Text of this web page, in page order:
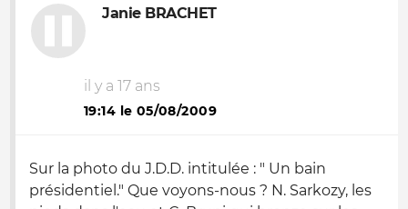
Janie BRACHET
il y a 17 ans
19:14 le 05/08/2009
Sur la photo du J.D.D. intitulée : " Un bain
présidentiel." Que voyons-nous ? N. Sarkozy, les